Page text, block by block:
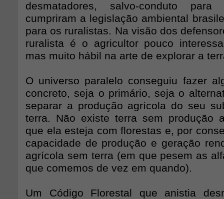
desmatadores, salvo-conduto
cumpriram a legislação ambiental
para os ruralistas. Na visão dos
ruralista é o agricultor pouco
mas muito hábil na arte de explorar a
O universo paralelo conseguiu fazer
concreto, seja o primário, seja o
separar a produção agrícola do seu
terra. Não existe terra sem produção
que ela esteja com florestas e, por
capacidade de produção e geração
agrícola sem terra (em que pesem as
que comemos de vez em quando).
Um Código Florestal que anistia